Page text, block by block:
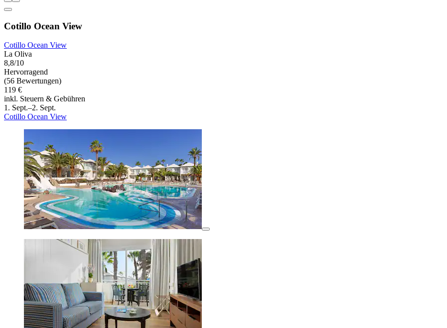
Cotillo Ocean View
Cotillo Ocean View
La Oliva
8,8/10
Hervorragend
(56 Bewertungen)
119 €
inkl. Steuern & Gebühren
1. Sept.–2. Sept.
Cotillo Ocean View